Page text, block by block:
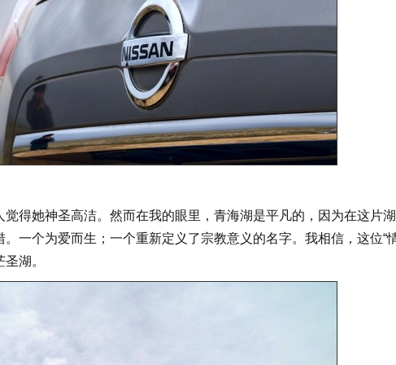
得她神圣高洁。然而在我的眼里，青海湖是平凡的，因为在这片湖
一个为爱而生；一个重新定义了宗教意义的名字。我相信，这位“
湖。